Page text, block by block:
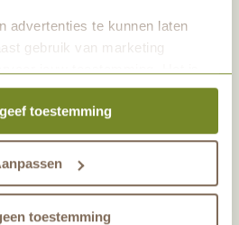
advertenties te kunnen laten
gebruik van marketing
te veranderen. Alle
geanalyseerd, zodat we
helpen. Wil je meer weten
Bekijk dan de andere
toestemming
toestemming